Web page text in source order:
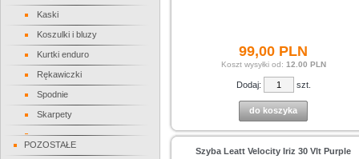
Kaski
Koszulki i bluzy
Kurtki enduro
Rękawiczki
Spodnie
Skarpety
POZOSTAŁE
99,00 PLN
Koszt wysyłki od: 12.00 PLN
Dodaj: szt.
do koszyka
Szyba Leatt Velocity Iriz 30 Vlt Purple